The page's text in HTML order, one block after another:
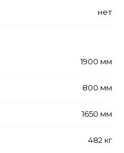
нет
1900 мм
800 мм
1650 мм
482 кг